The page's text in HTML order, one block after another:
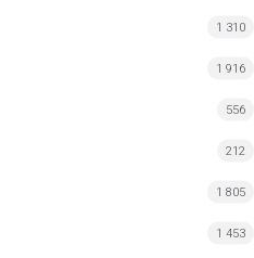
1 310
1 916
556
212
1 805
1 453